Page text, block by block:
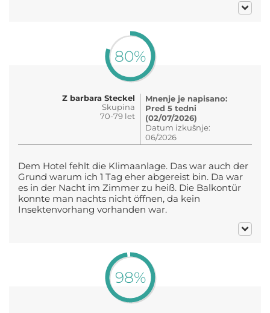
80%
Z barbara Steckel
Skupina
70-79 let
Mnenje je napisano:
Pred 5 tedni
(02/07/2026)
Datum izkušnje:
06/2026
Dem Hotel fehlt die Klimaanlage. Das war auch der
Grund warum ich 1 Tag eher abgereist bin. Da war
es in der Nacht im Zimmer zu heiß. Die Balkontür
konnte man nachts nicht öffnen, da kein
Insektenvorhang vorhanden war.
98%